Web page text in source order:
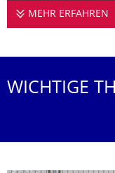
MEHR ERFAHREN
WICHTIGE